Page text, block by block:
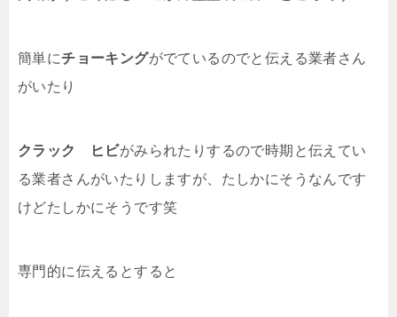
簡単にチョーキングがでているのでと伝える業者さん
がいたり
クラック ヒビがみられたりするので時期と伝えてい
る業者さんがいたりしますが、たしかにそうなんです
けどたしかにそうです笑
専門的に伝えるとすると